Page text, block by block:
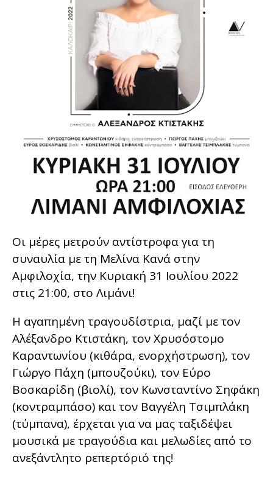
Οι μέρες μετρούν αντίστροφα για τη
συναυλία με τη Μελίνα Κανά στην
Αμφιλοχία, την Κυριακή 31 Ιουλίου 2022
στις 21:00, στο Λιμάνι!
Η αγαπημένη τραγουδίστρια, μαζί με τον
Αλέξανδρο Κτιστάκη, τον Χρυσόστομο
Καραντωνίου (κιθάρα, ενορχήστρωση), τον
Γιώργο Πάχη (μπουζούκι), τον Εύρο
Βοσκαρίδη (βιολί), τον Κωνσταντίνο Σηφάκη
(κοντραμπάσο) και τον Βαγγέλη Τσιμπλάκη
(τύμπανα), έρχεται για να μας ταξιδέψει
μουσικά με τραγούδια και μελωδίες από το
ανεξάντλητο ρεπερτόριό της!